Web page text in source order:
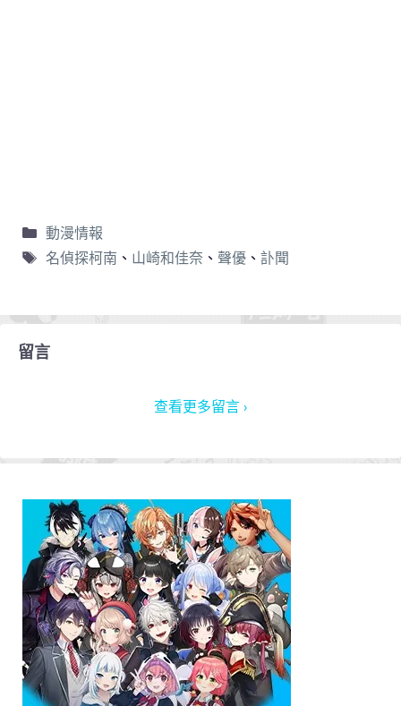
動漫情報
名偵探柯南 、 山崎和佳奈、 聲優、 訃聞
留言
查看更多留言 ›